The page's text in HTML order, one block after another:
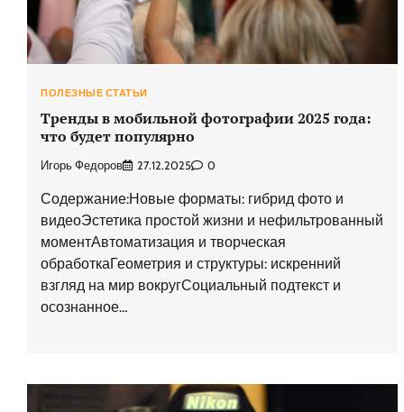
ПОЛЕЗНЫЕ СТАТЬИ
Тренды в мобильной фотографии 2025 года:
что будет популярно
Игорь Федоров 27.12.2025 0
Содержание:Новые форматы: гибрид фото и
видеоЭстетика простой жизни и нефильтрованный
моментАвтоматизация и творческая
обработкаГеометрия и структуры: искренний
взгляд на мир вокругСоциальный подтекст и
осознанное…